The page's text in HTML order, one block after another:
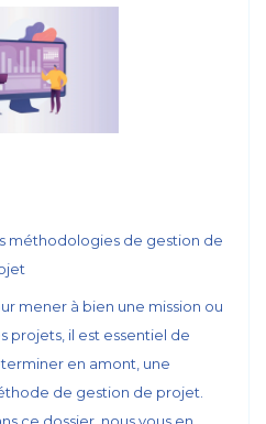
méthodologies de gestion de
mener à bien une mission ou
projets, il est essentiel de
en amont, une
de gestion de projet.
ce dossier, nous vous en